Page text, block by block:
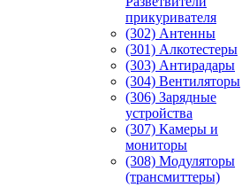
прикуривателя
(302) Антенны
(301) Алкотестеры
(303) Антирадары
(304) Вентиляторы
(306) Зарядные
устройства
(307) Камеры и
мониторы
(308) Модуляторы
(трансмиттеры)